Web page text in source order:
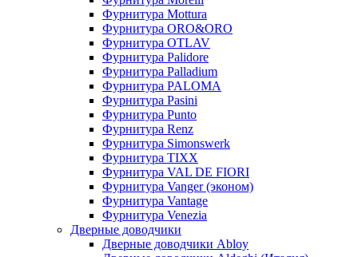
Фурнитура Mottura
Фурнитура ORO&ORO
Фурнитура OTLAV
Фурнитура Palidore
Фурнитура Palladium
Фурнитура PALOMA
Фурнитура Pasini
Фурнитура Punto
Фурнитура Renz
Фурнитура Simonswerk
Фурнитура TIXX
Фурнитура VAL DE FIORI
Фурнитура Vanger (эконом)
Фурнитура Vantage
Фурнитура Venezia
Дверные доводчики
Дверные доводчики Abloy